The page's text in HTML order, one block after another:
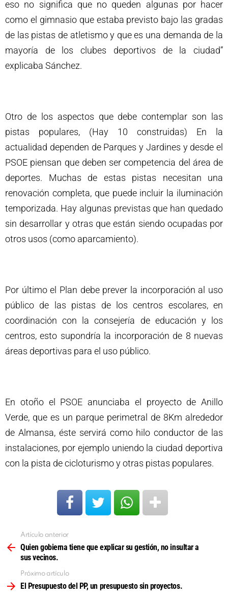
eso no significa que no queden algunas por hacer
como el gimnasio que estaba previsto bajo las gradas
de las pistas de atletismo y que es una demanda de la
mayoría de los clubes deportivos de la ciudad”
explicaba Sánchez.
Otro de los aspectos que debe contemplar son las
pistas populares, (Hay 10 construidas) En la
actualidad dependen de Parques y Jardines y desde el
PSOE piensan que deben ser competencia del área de
deportes. Muchas de estas pistas necesitan una
renovación completa, que puede incluir la iluminación
temporizada. Hay algunas previstas que han quedado
sin desarrollar y otras que están siendo ocupadas por
otros usos (como aparcamiento).
Por último el Plan debe prever la incorporación al uso
público de las pistas de los centros escolares, en
coordinación con la consejería de educación y los
centros, esto supondría la incorporación de 8 nuevas
áreas deportivas para el uso público.
En otoño el PSOE anunciaba el proyecto de Anillo
Verde, que es un parque perimetral de 8Km alrededor
de Almansa, éste servirá como hilo conductor de las
instalaciones, por ejemplo uniendo la ciudad deportiva
con la pista de cicloturismo y otras pistas populares.
más
Artículo anterior
Quien gobierna tiene que explicar su gestión, no insultar a
sus vecinos.
Próximo artículo
El Presupuesto del PP, un presupuesto sin proyectos.